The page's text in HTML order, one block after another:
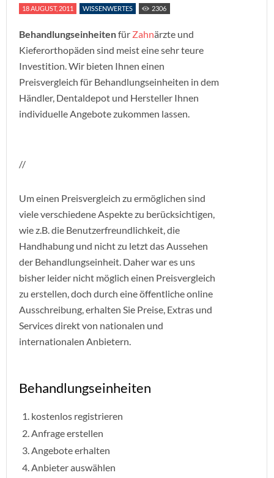
18 AUGUST, 2011 WISSENWERTES 2306
Behandlungseinheitenfür Zahnärzte und
Kieferorthopäden sind meist eine sehr teure
Investition. Wir bieten Ihnen einen
Preisvergleich für Behandlungseinheiten in dem
Händler, Dentaldepot und Hersteller Ihnen
individuelle Angebote zukommen lassen.
//
Um einen Preisvergleich zu ermöglichen sind
viele verschiedene Aspekte zu berücksichtigen,
wie z.B. die Benutzerfreundlichkeit, die
Handhabung und nicht zu letzt das Aussehen
der Behandlungseinheit. Daher war es uns
bisher leider nicht möglich einen Preisvergleich
zu erstellen, doch durch eine öffentliche online
Ausschreibung, erhalten Sie Preise, Extras und
Services direkt von nationalen und
internationalen Anbietern.
Behandlungseinheiten
kostenlos registrieren
Anfrage erstellen
Angebote erhalten
Anbieter auswählen